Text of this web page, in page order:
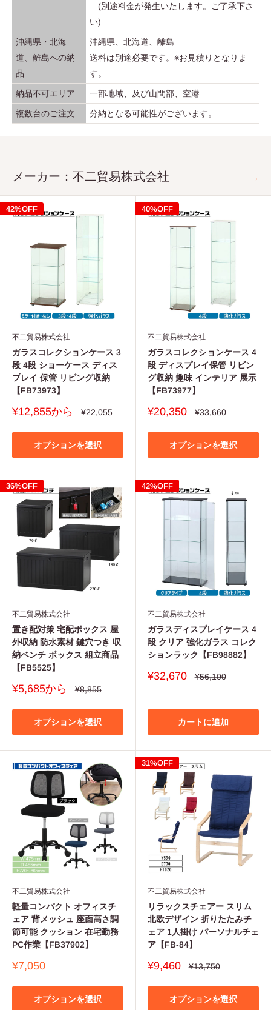
(別途料金が発生いたします。ご了承下さ
い)
沖縄県・北海
道、離島への納
品
沖縄県、北海道、離島
送料は別途必要です。※お見積りとなりま
す。
納品不可エリア 一部地域、及び山間部、空港
複数台のご注文 分納となる可能性がございます。
メーカー：不二貿易株式会社 →
42%OFF
不二貿易株式会社
ガラスコレクションケース 3
段 4段 ショーケース ディス
プレイ 保管 リビング収納
【FB73973】
販
価
¥12,855から
通
¥22,055
オプションを選択
40%OFF
不二貿易株式会社
ガラスコレクションケース 4
段 ディスプレイ保管 リビン
グ収納 趣味 インテリア 展示
【FB73977】
販
価
¥20,350
通
¥33,660
オプションを選択
36%OFF
不二貿易株式会社
置き配対策 宅配ボックス 屋
外収納 防水素材 鍵穴つき 収
納ベンチ ボックス 組立商品
【FB5525】
販
価
¥5,685から
通
¥8,855
オプションを選択
42%OFF
不二貿易株式会社
ガラスディスプレイケース 4
段 クリア 強化ガラス コレク
ションラック【FB98882】
販
格
¥32,670
通
¥56,100
カートに追加
不二貿易株式会社
軽量コンパクト オフィスチ
ェア 背メッシュ 座面高さ調
節可能 クッション 在宅勤務
PC作業【FB37902】
販
価
¥7,050
オプションを選択
31%OFF
不二貿易株式会社
リラックスチェアー スリム
北欧デザイン 折りたたみチ
ェア 1人掛け パーソナルチェ
ア【FB-84】
販
価
¥9,460
通
¥13,750
オプションを選択